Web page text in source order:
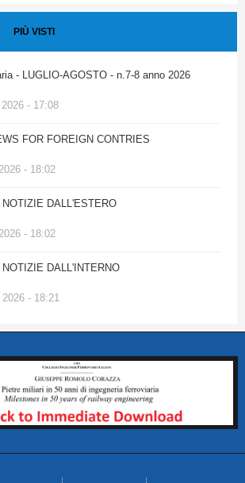
PIÙ VISTI
- LUGLIO-AGOSTO - n.7-8 anno 2026
- 17:08
FOR FOREIGN CONTRIES
- 18:02
DALL'ESTERO
- 18:02
DALL'INTERNO
- 18:21